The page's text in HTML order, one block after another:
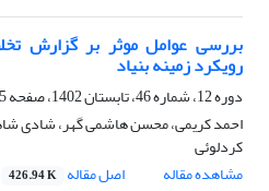
بررسی عوامل موثر بر گزارش
رویکرد زمینه بنیاد
دوره 12، شماره 46، تابستان 1402، صفحه
احمد کریمی، محسن هاشمی گهر، شادی
کردلوئی
مشاهده مقاله
اصل مقاله 426.94 K